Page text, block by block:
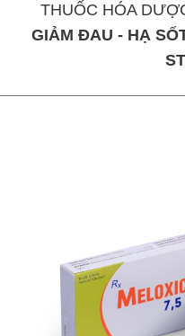
THUỐC HÓA
GIẢM ĐAU - HẠ